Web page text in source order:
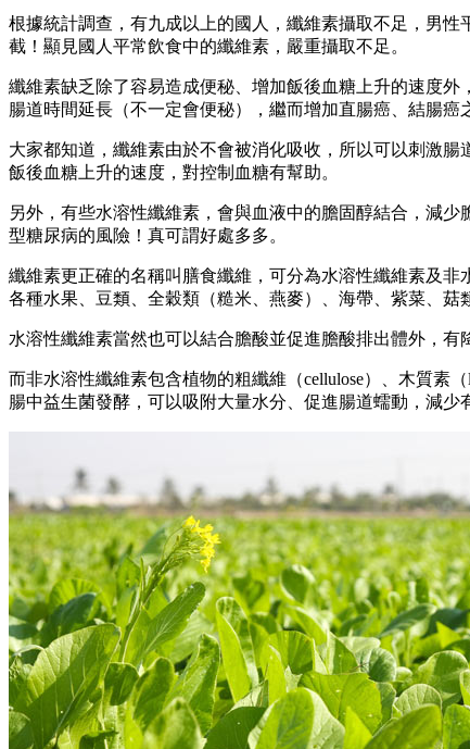
根據統計調查，有九成以上的國人，纖維素攝取不足，男
截！顯見國人平常飲食中的纖維素，嚴重攝取不足。
纖維素缺乏除了容易造成便秘、增加飯後血糖上升的速度
腸道時間延長（不一定會便秘），繼而增加直腸癌、結腸癌
大家都知道，纖維素由於不會被消化吸收，所以可以刺激
飯後血糖上升的速度，對控制血糖有幫助。
另外，有些水溶性纖維素，會與血液中的膽固醇結合，減
型糖尿病的風險！真可謂好處多多。
纖維素更正確的名稱叫膳食纖維，可分為水溶性纖維素及非
各種水果、豆類、全穀類（糙米、燕麥）、海帶、紫菜、菇
水溶性纖維素當然也可以結合膽酸並促進膽酸排出體外，有
而非水溶性纖維素包含植物的粗纖維（cellulose）、木質素
腸中益生菌發酵，可以吸附大量水分、促進腸道蠕動，減